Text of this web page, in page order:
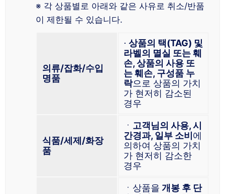
※ 각 상품별로 아래와 같은 사유로 취소/반품
이 제한될 수 있습니다.
의류/잡화/수입
명품
⋅ 상품의 택(TAG) 및
라벨의 멸실 또는 훼
손, 상품의 사용 또
는 훼손, 구성품 누
락으로 상품의 가치
가 현저히 감소된
경우
식품/세제/화장
품
ㆍ 고객님의 사용, 시
간경과, 일부 소비에
의하여 상품의 가치
가 현저히 감소한
경우
ㆍ상품을 개봉 후 단